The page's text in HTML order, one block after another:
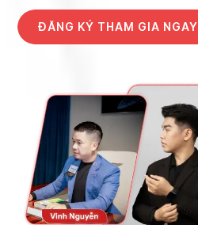
ĐĂNG KÝ THAM GIA NGAY